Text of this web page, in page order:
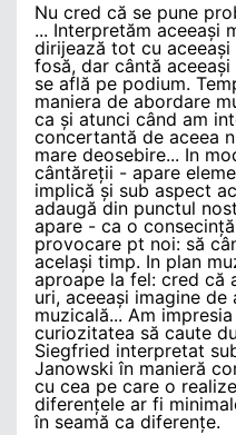
Nu cred că se pune
... Interpretăm aceeași
dirijează tot cu
fosă, dar cântă
se află pe podium.
maniera de abordare
ca și atunci când am
concertantă de aceea
mare deosebire... In
cântăreții - apare
implică și sub aspect
adaugă din punctul
apare - ca o
provocare pt noi: să
același timp. In plan
aproape la fel: cred că
uri, aceeași imagine
muzicală... Am
curiozitatea să caute
Siegfried interpretat
Janowski în manieră
cu cea pe care o
diferențele ar fi
în seamă ca diferențe.